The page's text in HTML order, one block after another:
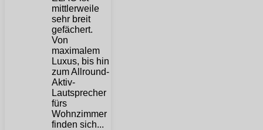
mittlerweile
sehr breit
gefächert.
Von
maximalem
Luxus, bis hin
zum Allround-
Aktiv-
Lautsprecher
fürs
Wohnzimmer
finden sich...